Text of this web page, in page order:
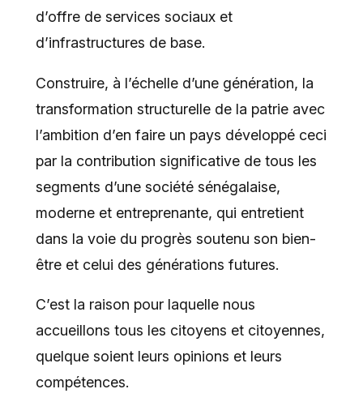
d’offre de services sociaux et
d’infrastructures de base.
Construire, à l’échelle d’une génération, la
transformation structurelle de la patrie avec
l’ambition d’en faire un pays développé ceci
par la contribution significative de tous les
segments d’une société sénégalaise,
moderne et entreprenante, qui entretient
dans la voie du progrès soutenu son bien-
être et celui des générations futures.
C’est la raison pour laquelle nous
accueillons tous les citoyens et citoyennes,
quelque soient leurs opinions et leurs
compétences.